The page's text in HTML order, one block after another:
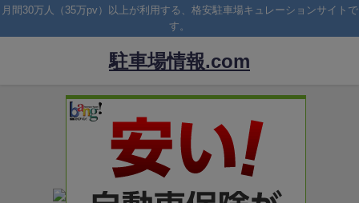
月間30万人（35万pv）以上が利用する、格安駐車場キュレーションサイトで
す。
駐車場情報.com